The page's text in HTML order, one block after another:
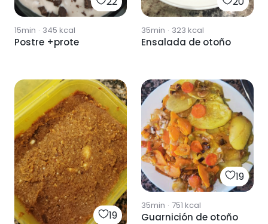
15min · 345 kcal
Postre +prote
35min · 323 kcal
Ensalada de otoño
19
19
35min · 751 kcal
Guarnición de otoño